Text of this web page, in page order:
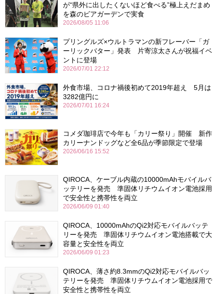
が“県外に出したくないほど食べる”極上えだまめ
を森のビアガーデンで実食
2026/08/05 11:06
プリングルズ×ウルトラマンの新フレーバー「ガ
ーリックバター」発表 片寄涼太さんが祝福イベ
ントに登場
2026/07/01 22:12
外食市場、コロナ禍後初めて2019年超え 5月は
3282億円に
2026/07/01 16:24
コメダ珈琲店で今年も「カリー祭り」開催 新作
カリーナンドッグなど全6品が季節限定で登場
2026/06/16 15:52
QIROCA、ケーブル内蔵の10000mAhモバイルバ
ッテリーを発売 準固体リチウムイオン電池採用
で安全性と携帯性を両立
2026/06/09 01:40
QIROCA、10000mAhのQi2対応モバイルバッテ
リーを発売 準固体リチウムイオン電池搭載で大
容量と安全性を両立
2026/06/09 01:23
QIROCA、薄さ約8.3mmのQi2対応モバイルバッ
テリーを発売 準固体リチウムイオン電池採用で
安全性と携帯性を両立